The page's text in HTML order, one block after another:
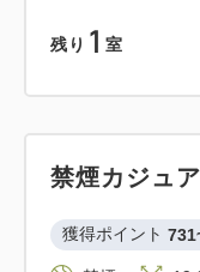
残り 1 室
禁煙カジュ
獲得ポイント